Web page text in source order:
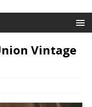
Vintage